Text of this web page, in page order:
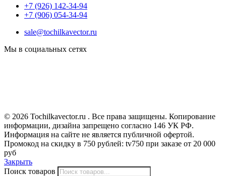
+7 (926) 142-34-94
+7 (906) 054-34-94
sale@tochilkavector.ru
Мы в социальных сетях
© 2026 Tochilkavector.ru . Все права защищены. Копирование
информации, дизайна запрещено согласно 146 УК РФ.
Информация на сайте не является публичной офертой.
Промокод на скидку в 750 рублей: tv750 при заказе от 20 000
руб
Закрыть
Поиск товаров